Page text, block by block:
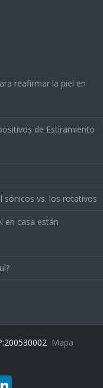
reafirmar la piel en
de Estiramiento
sónicos vs. los rotativos
en casa están
Mapa